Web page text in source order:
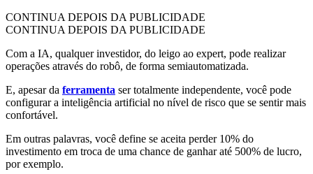
CONTINUA DEPOIS DA PUBLICIDADE
CONTINUA DEPOIS DA PUBLICIDADE
Com a IA, qualquer investidor, do leigo ao expert, pode realizar
operações através do robô, de forma semiautomatizada.
E, apesar da ferramenta ser totalmente independente, você pode
configurar a inteligência artificial no nível de risco que se sentir mais
confortável.
Em outras palavras, você define se aceita perder 10% do
investimento em troca de uma chance de ganhar até 500% de lucro,
por exemplo.